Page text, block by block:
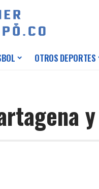
OTROS DEPORTES